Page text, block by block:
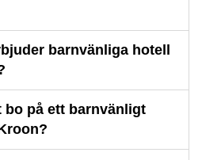
barnvänliga hotell
bo på ett barnvänligt